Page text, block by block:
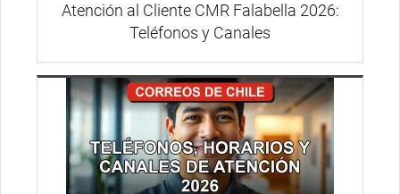
Atención al Cliente CMR Falabella 2026:
Teléfonos y Canales